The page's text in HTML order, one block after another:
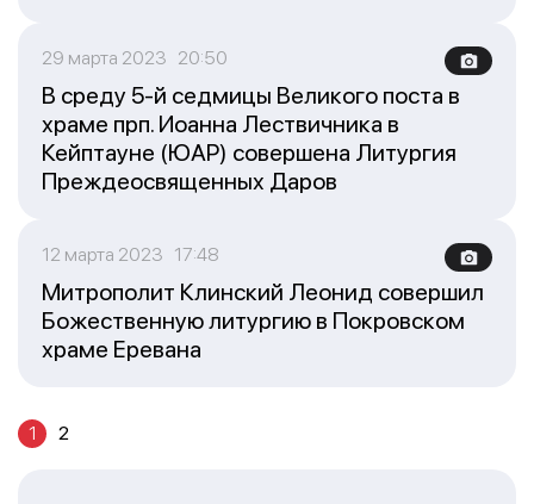
29 марта 2023 20:50
В среду 5-й седмицы Великого поста в
храме прп. Иоанна Лествичника в
Кейптауне (ЮАР) совершена Литургия
Преждеосвященных Даров
12 марта 2023 17:48
Митрополит Клинский Леонид совершил
Божественную литургию в Покровском
храме Еревана
1 2